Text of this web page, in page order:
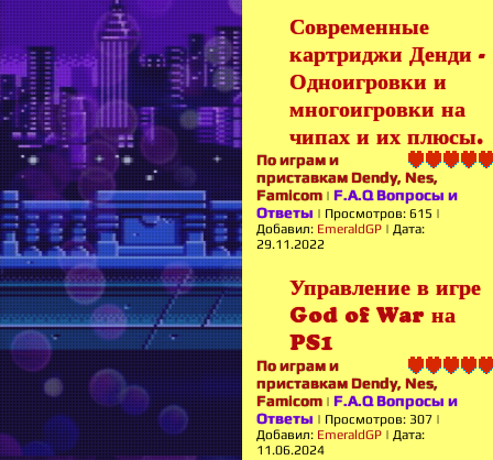
Современные
картриджи Денди -
Одноигровки и
многоигровки на
чипах и их плюсы.
По играм и
приставкам Dendy, Nes,
Famicom | F.A.Q Вопросы и
Ответы | Просмотров: 615 |
Добавил: EmeraldGP | Дата:
29.11.2022
Управление в игре
God of War на
PS1
По играм и
приставкам Dendy, Nes,
Famicom | F.A.Q Вопросы и
Ответы | Просмотров: 307 |
Добавил: EmeraldGP | Дата:
11.06.2024